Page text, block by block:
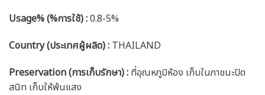
Usage% (%การใช้) :0.8-5%
Country (ประเทศผู้ผลิต) : THAILAND
Preservation (การเก็บรักษา) : ที่อุณหภูมิห้อง เก็บในภาชนะปิด
สนิท เก็บให้พ้นแสง